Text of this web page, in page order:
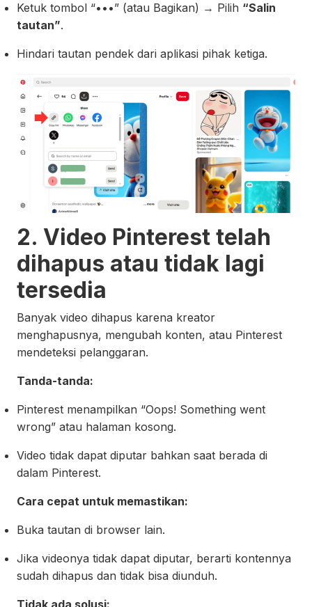
Ketuk tombol “•••” (atau Bagikan) → Pilih “Salin
tautan”.
Hindari tautan pendek dari aplikasi pihak ketiga.
2. Video Pinterest telah
dihapus atau tidak lagi
tersedia
Banyak video dihapus karena kreator
menghapusnya, mengubah konten, atau Pinterest
mendeteksi pelanggaran.
Tanda-tanda:
Pinterest menampilkan “Oops! Something went
wrong” atau halaman kosong.
Video tidak dapat diputar bahkan saat berada di
dalam Pinterest.
Cara cepat untuk memastikan:
Buka tautan di browser lain.
Jika videonya tidak dapat diputar, berarti kontennya
sudah dihapus dan tidak bisa diunduh.